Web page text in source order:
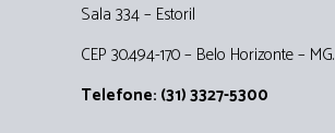
Sala 334 – Estoril
CEP 30.494-170 – Belo Horizonte – MG.
Telefone: (31) 3327-5300